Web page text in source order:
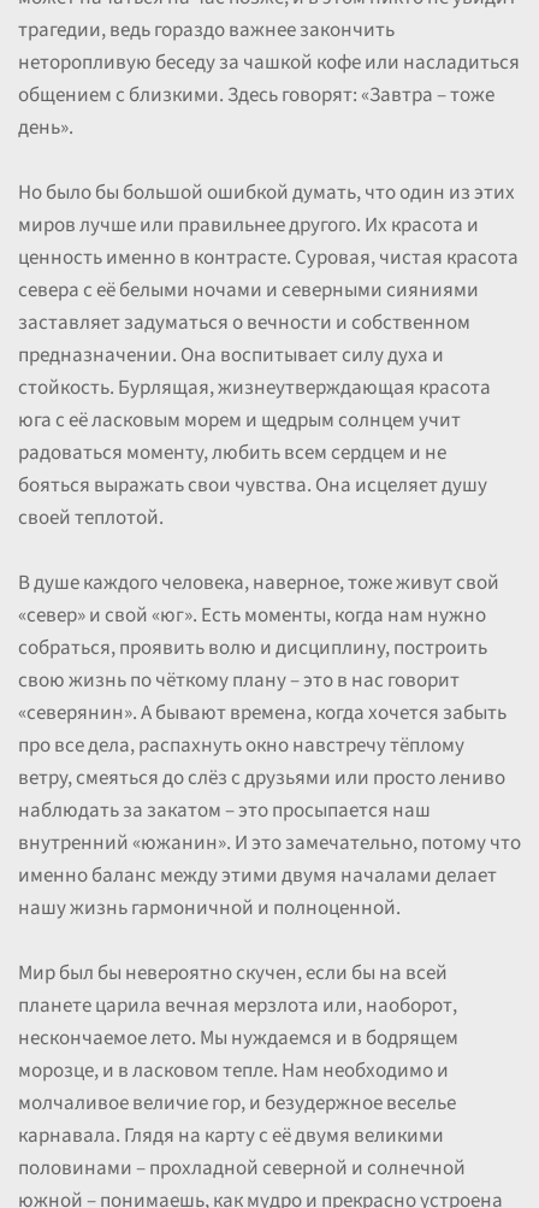
трагедии, ведь гораздо важнее закончить
неторопливую беседу за чашкой кофе или насладиться
общением с близкими. Здесь говорят: «Завтра – тоже
день».
Но было бы большой ошибкой думать, что один из этих
миров лучше или правильнее другого. Их красота и
ценность именно в контрасте. Суровая, чистая красота
севера с её белыми ночами и северными сияниями
заставляет задуматься о вечности и собственном
предназначении. Она воспитывает силу духа и
стойкость. Бурлящая, жизнеутверждающая красота
юга с её ласковым морем и щедрым солнцем учит
радоваться моменту, любить всем сердцем и не
бояться выражать свои чувства. Она исцеляет душу
своей теплотой.
В душе каждого человека, наверное, тоже живут свой
«север» и свой «юг». Есть моменты, когда нам нужно
собраться, проявить волю и дисциплину, построить
свою жизнь по чёткому плану – это в нас говорит
«северянин». А бывают времена, когда хочется забыть
про все дела, распахнуть окно навстречу тёплому
ветру, смеяться до слёз с друзьями или просто лениво
наблюдать за закатом – это просыпается наш
внутренний «южанин». И это замечательно, потому что
именно баланс между этими двумя началами делает
нашу жизнь гармоничной и полноценной.
Мир был бы невероятно скучен, если бы на всей
планете царила вечная мерзлота или, наоборот,
нескончаемое лето. Мы нуждаемся и в бодрящем
морозце, и в ласковом тепле. Нам необходимо и
молчаливое величие гор, и безудержное веселье
карнавала. Глядя на карту с её двумя великими
половинами – прохладной северной и солнечной
южной – понимаешь, как мудро и прекрасно устроена